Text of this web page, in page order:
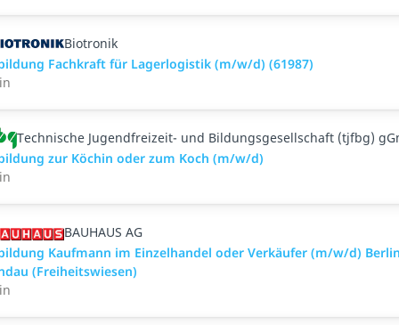
Biotronik
Fachkraft für Lagerlogistik (m/w/d) (61987)
Technische Jugendfreizeit- und Bildungsgesellschaft (tjfbg)
zur Köchin oder zum Koch (m/w/d)
BAUHAUS AG
Kaufmann im Einzelhandel oder Verkäufer (m/w/d)
(Freiheitswiesen)